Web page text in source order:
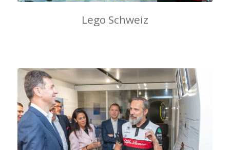
Lego Schweiz